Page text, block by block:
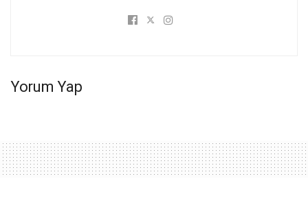
Yorum Yap